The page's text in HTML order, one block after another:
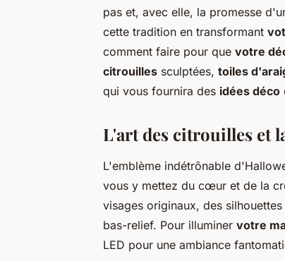
pas et, avec elle, la promesse
cette tradition en transformant
comment faire pour que votre
citrouilles sculptées, toiles
qui vous fournira des idées déco
L'art des citrouilles et
L'emblème indétrônable
vous y mettez du cœur et de la
visages originaux, des
bas-relief. Pour illuminer votre
LED pour une ambiance